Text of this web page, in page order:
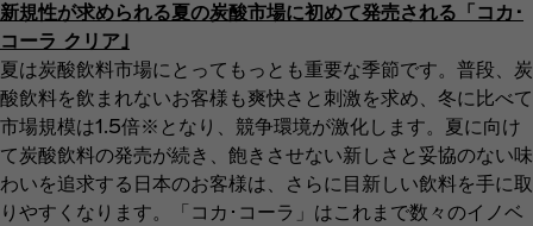
新規性が求められる夏の炭酸市場に初めて発売される「コカ･
コーラ クリア｣
夏は炭酸飲料市場にとってもっとも重要な季節です。普段、炭
酸飲料を飲まれないお客様も爽快さと刺激を求め、冬に比べて
市場規模は1.5倍※となり、競争環境が激化します。夏に向け
て炭酸飲料の発売が続き、飽きさせない新しさと妥協のない味
わいを追求する日本のお客様は、さらに目新しい飲料を手に取
りやすくなります。「コカ･コーラ」はこれまで数々のイノベ